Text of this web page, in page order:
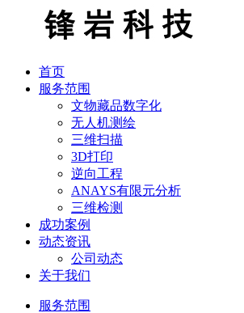
首页
服务范围
文物藏品数字化
无人机测绘
三维扫描
3D打印
逆向工程
ANAYS有限元分析
三维检测
成功案例
动态资讯
公司动态
关于我们
服务范围